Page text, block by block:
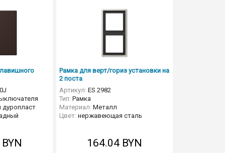
BYN
Рамка для верт/гориз установки на
2 поста
Артикул: ES 2982
Тип: Рамка
Материал: Металл
Цвет: нержавеющая сталь
164.04 BYN